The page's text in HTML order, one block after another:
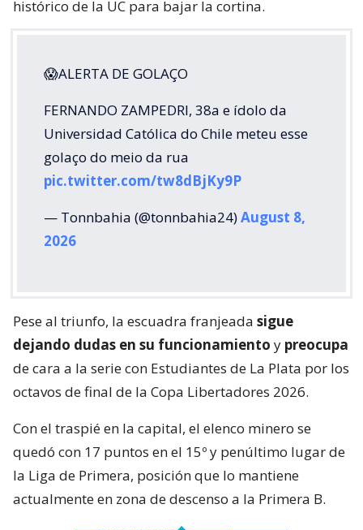
histórico de la UC para bajar la cortina.
😱ALERTA DE GOLAÇO
FERNANDO ZAMPEDRI, 38a e ídolo da
Universidad Católica do Chile meteu esse
golaço do meio da rua
pic.twitter.com/tw8dBjKy9P
— Tonnbahia (@tonnbahia24)August 8,
2026
Pese al triunfo, la escuadra franjeada sigue
dejando dudas en su funcionamiento y preocupa
de cara a la serie con Estudiantes de La Plata por los
octavos de final de la Copa Libertadores 2026.
Con el traspié en la capital, el elenco minero se
quedó con 17 puntos en el 15º y penúltimo lugar de
la Liga de Primera, posición que lo mantiene
actualmente en zona de descenso a la Primera B.